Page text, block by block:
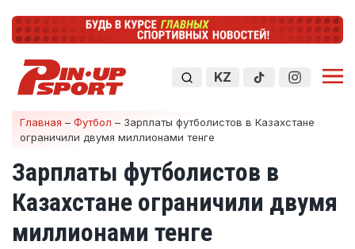
KZ
Главная – Футбол – Зарплаты футболистов в Казахстане
ограничили двумя миллионами тенге
Зарплаты футболистов в
Казахстане ограничили двумя
миллионами тенге